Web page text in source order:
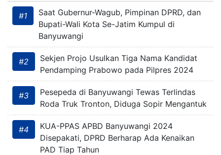
#1
Saat Gubernur-Wagub, Pimpinan DPRD, dan
Bupati-Wali Kota Se-Jatim Kumpul di
Banyuwangi
#2
Sekjen Projo Usulkan Tiga Nama Kandidat
Pendamping Prabowo pada Pilpres 2024
#3
Pesepeda di Banyuwangi Tewas Terlindas
Roda Truk Tronton, Diduga Sopir Mengantuk
#4
KUA-PPAS APBD Banyuwangi 2024
Disepakati, DPRD Berharap Ada Kenaikan
PAD Tiap Tahun